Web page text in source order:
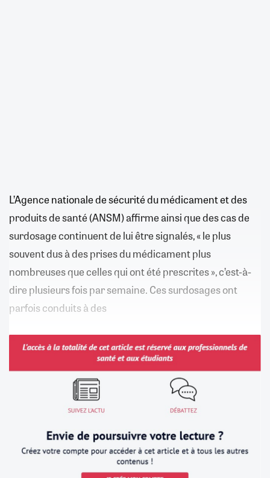
L’Agence nationale de sécurité du médicament et des
produits de santé (ANSM) affirme ainsi que des cas de
surdosage continuent de lui être signalés, « le plus
souvent dus à des prises du médicament plus
nombreuses que celles qui ont été prescrites », c’est-à-
dire plusieurs fois par semaine. Ces surdosages ont
parfois conduits à des